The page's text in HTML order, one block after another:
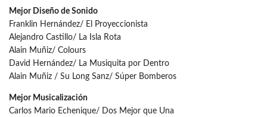
Mejor Diseño de Sonido
Franklin Hernández/ El Proyeccionista
Alejandro Castillo/ La Isla Rota
Alain Muñiz/ Colours
David Hernández/ La Musiquita por Dentro
Alain Muñiz / Su Long Sanz/ Súper Bomberos
Mejor Musicalización
Carlos Mario Echenique/ Dos Mejor que Una